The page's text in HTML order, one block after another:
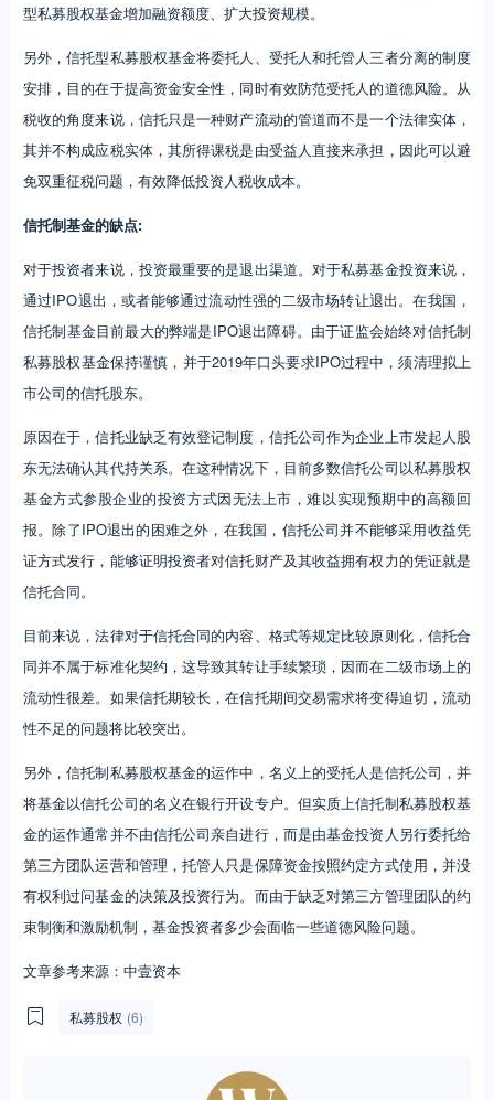
型私募股权基金增加融资额度、扩大投资规模。
另外，信托型私募股权基金将委托人、受托人和托管人三者分离的制度
安排，目的在于提高资金安全性，同时有效防范受托人的道德风险。从
税收的角度来说，信托只是一种财产流动的管道而不是一个法律实体，
其并不构成应税实体，其所得课税是由受益人直接来承担，因此可以避
免双重征税问题，有效降低投资人税收成本。
信托制基金的缺点:
对于投资者来说，投资最重要的是退出渠道。对于私募基金投资来说，
通过IPO退出，或者能够通过流动性强的二级市场转让退出。在我国，
信托制基金目前最大的弊端是IPO退出障碍。由于证监会始终对信托制
私募股权基金保持谨慎，并于2019年口头要求IPO过程中，须清理拟上
市公司的信托股东。
原因在于，信托业缺乏有效登记制度，信托公司作为企业上市发起人股
东无法确认其代持关系。在这种情况下，目前多数信托公司以私募股权
基金方式参股企业的投资方式因无法上市，难以实现预期中的高额回
报。除了IPO退出的困难之外，在我国，信托公司并不能够采用收益凭
证方式发行，能够证明投资者对信托财产及其收益拥有权力的凭证就是
信托合同。
目前来说，法律对于信托合同的内容、格式等规定比较原则化，信托合
同并不属于标准化契约，这导致其转让手续繁琐，因而在二级市场上的
流动性很差。如果信托期较长，在信托期间交易需求将变得迫切，流动
性不足的问题将比较突出。
另外，信托制私募股权基金的运作中，名义上的受托人是信托公司，并
将基金以信托公司的名义在银行开设专户。但实质上信托制私募股权基
金的运作通常并不由信托公司亲自进行，而是由基金投资人另行委托给
第三方团队运营和管理，托管人只是保障资金按照约定方式使用，并没
有权利过问基金的决策及投资行为。而由于缺乏对第三方管理团队的约
束制衡和激励机制，基金投资者多少会面临一些道德风险问题。
文章参考来源：中壹资本
私募股权 (6)